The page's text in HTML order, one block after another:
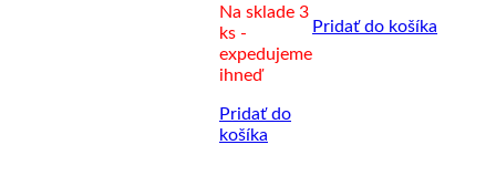
bola:
43.90 €.
je:
33.90 €.
Na sklade 3
ks -
expedujeme
ihneď
Pridať do
košíka
Pridať do košíka